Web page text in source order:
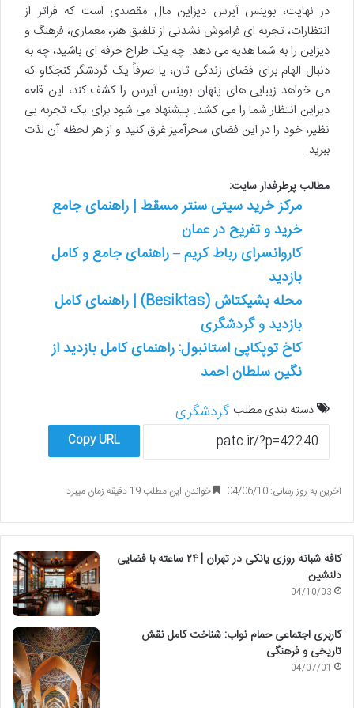
در نهایت، بوینس آیرس دیزاین مال مقصدی است که فراتر از
انتظارات، تجربه ای فراموش نشدنی از تلفیق هنر، معماری، فرهنگ و
دیزاین را به شما هدیه می دهد. چه یک طراح حرفه ای باشید، چه به
دنبال الهام برای فضای زندگی تان، یا صرفاً یک گردشگر کنجکاو که
می خواهد زیبایی های پنهان بوینس آیرس را کشف کند، این قلعه
دیزاین انتظار شما را می کشد. پیشنهاد می شود برای یک تجربه بی
نظیر، خود را در این فضای سحرآمیز غرق کنید و از هر لحظه آن لذت
ببرید.
مطالب پرطرفدار سایت:
مرکز خرید سیتی سنتر مسقط | راهنمای جامع
خرید و تفریح در عمان
کاروانسرای رباط کریم – راهنمای جامع و کامل
بازدید
محله بشیکتاش (Besiktas) | راهنمای کامل
بازدید و گردشگری
کاخ توپکاپی استانبول: راهنمای کامل بازدید از
نگین سلطان احمد
دسته بندی مطلب گردشگری
Copy URL
آخرین به روز رسانی: 04/06/10 خواندن این مطلب 19 دقیقه زمان میبرد
کافه شبانه روزی یانکی در تهران | ۲۴ ساعته با فضایی
دلنشین
04/10/03
کاربری اجتماعی حمام نواب: شناخت کامل نقش
تاریخی و فرهنگی
04/07/01